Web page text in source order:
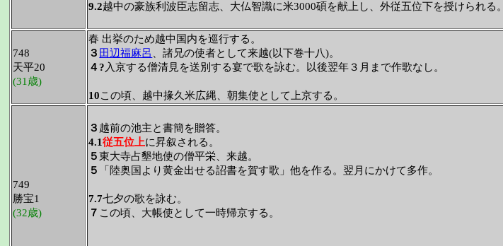
9.2越中の豪族利波臣志留志、大仏智識に米3000碩を献上し、外従五位下を授けられる。
748
天平20
(31歳)
春 出挙のため越中国内を巡行する。
３ 田辺福麻呂
、諸兄の使者として来越(以下巻十八)。
４? 入京する僧清見を送別する宴で歌を詠む。以後翌年３月まで作歌なし。
10この頃、越中掾久米広縄、朝集使として上京する。
749
勝宝1
(32歳)
３ 越前の池主と書簡を贈答。
4.1従五位上に昇叙される。
５東大寺占墾地使の僧平栄、来越。
５
「陸奥国より黄金出せる詔書を賀す歌」他を作る。翌月にかけて多作。
7.7七夕の歌を詠む。
７ この頃、大帳使として一時帰京する。